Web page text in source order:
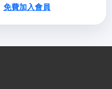
免費加入會員